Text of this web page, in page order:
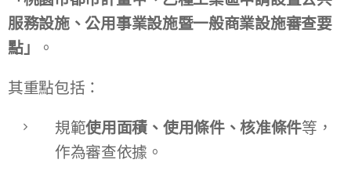
服務設施、公用事業設施暨一般商業設施審查要
點」
。
其重點包括：
規範使用面積、使用條件、核准條件等，
作為審查依據。